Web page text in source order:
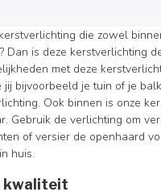
die zowel
Dan is deze kerstverlichting
met deze
jij bijvoorbeeld je tuin of je
Ook binnen is onze
Gebruik de verlichting om
of versier de openhaard
huis.
kwaliteit